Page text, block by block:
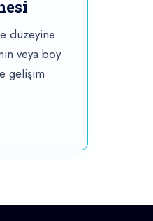
düzeyine
veya boy
gelişim